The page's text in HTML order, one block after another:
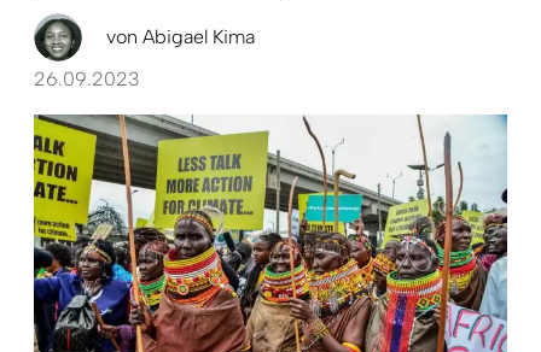
von Abigael Kima
26.09.2023